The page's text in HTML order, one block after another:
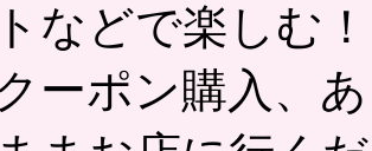
などで楽しむ
ーポン購入、